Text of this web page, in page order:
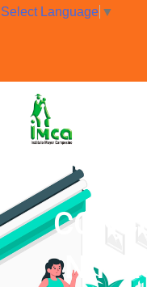
Select Language ▼